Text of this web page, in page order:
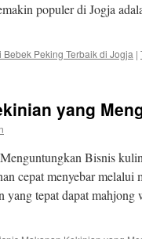
populer di Jogja
Bebek Peking Terbaik di Jogja |
yang
Bisnis
cepat menyebar melalui
yang tepat dapat